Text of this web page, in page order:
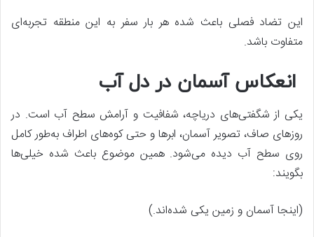
این تضاد فصلی باعث شده هر بار سفر به این منطقه تجربه‌ای
متفاوت باشد.
انعکاس آسمان در دل آب
یکی از شگفتی‌های دریاچه، شفافیت و آرامش سطح آب است. در
روزهای صاف، تصویر آسمان، ابرها و حتی کوه‌های اطراف به‌طور کامل
روی سطح آب دیده می‌شود. همین موضوع باعث شده خیلی‌ها
بگویند:
(اینجا آسمان و زمین یکی شده‌اند.)